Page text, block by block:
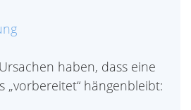
haben, dass eine
„vorbereitet“ hängenbleibt: